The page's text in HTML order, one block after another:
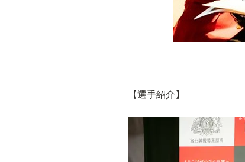
【選手紹介】